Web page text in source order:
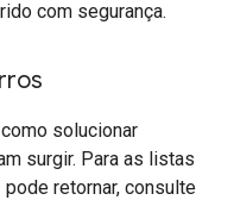
com segurança.
solucionar
surgir. Para as listas
retornar, consulte